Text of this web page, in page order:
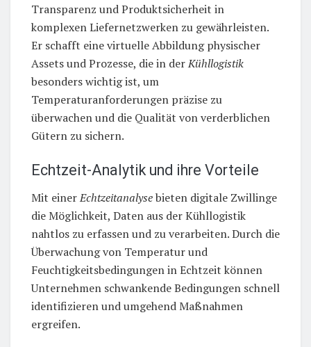
Transparenz und Produktsicherheit in
komplexen Liefernetzwerken zu gewährleisten.
Er schafft eine virtuelle Abbildung physischer
Assets und Prozesse, die in derKühllogistik
besonders wichtig ist, um
Temperaturanforderungen präzise zu
überwachen und die Qualität von verderblichen
Gütern zu sichern.
Echtzeit-Analytik und ihre Vorteile
Mit einerEchtzeitanalysebieten digitale Zwillinge
die Möglichkeit, Daten aus der Kühllogistik
nahtlos zu erfassen und zu verarbeiten. Durch die
Überwachung von Temperatur und
Feuchtigkeitsbedingungen in Echtzeit können
Unternehmen schwankende Bedingungen schnell
identifizieren und umgehend Maßnahmen
ergreifen.